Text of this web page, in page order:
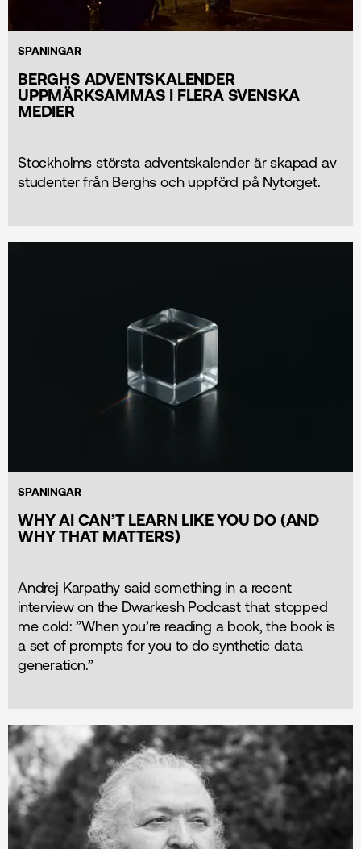
SPANINGAR
BERGHS ADVENTSKALENDER
UPPMÄRKSAMMAS I FLERA SVENSKA
MEDIER
Stockholms största adventskalender är skapad av
studenter från Berghs och uppförd på Nytorget.
SPANINGAR
WHY AI CAN’T LEARN LIKE YOU DO (AND
WHY THAT MATTERS)
Andrej Karpathy said something in a recent
interview on the Dwarkesh Podcast that stopped
me cold: ”When you’re reading a book, the book is
a set of prompts for you to do synthetic data
generation.”